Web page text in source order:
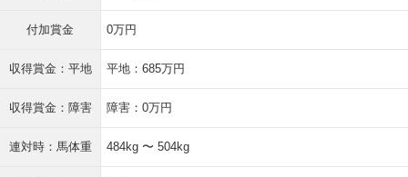
付加賞金 0万円
収得賞金：平地 平地：685万円
収得賞金：障害 障害：0万円
連対時：馬体重 484kg 〜 504kg